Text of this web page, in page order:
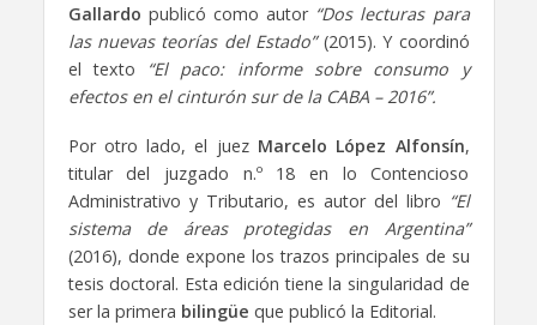
Gallardo publicó como autor“Dos lecturas para
las nuevas teorías del Estado”(2015). Y coordinó
el texto
“El paco: informe sobre consumo y
efectos en el cinturón sur de la CABA – 2016”.
Por otro lado, el juez Marcelo López Alfonsín,
titular del juzgado n.º 18 en lo Contencioso
Administrativo y Tributario, es autor del libro “El
sistema de áreas protegidas en Argentina”
(2016), donde expone los trazos principales de su
tesis doctoral. Esta edición tiene la singularidad de
ser la primera bilingüe que publicó la Editorial.